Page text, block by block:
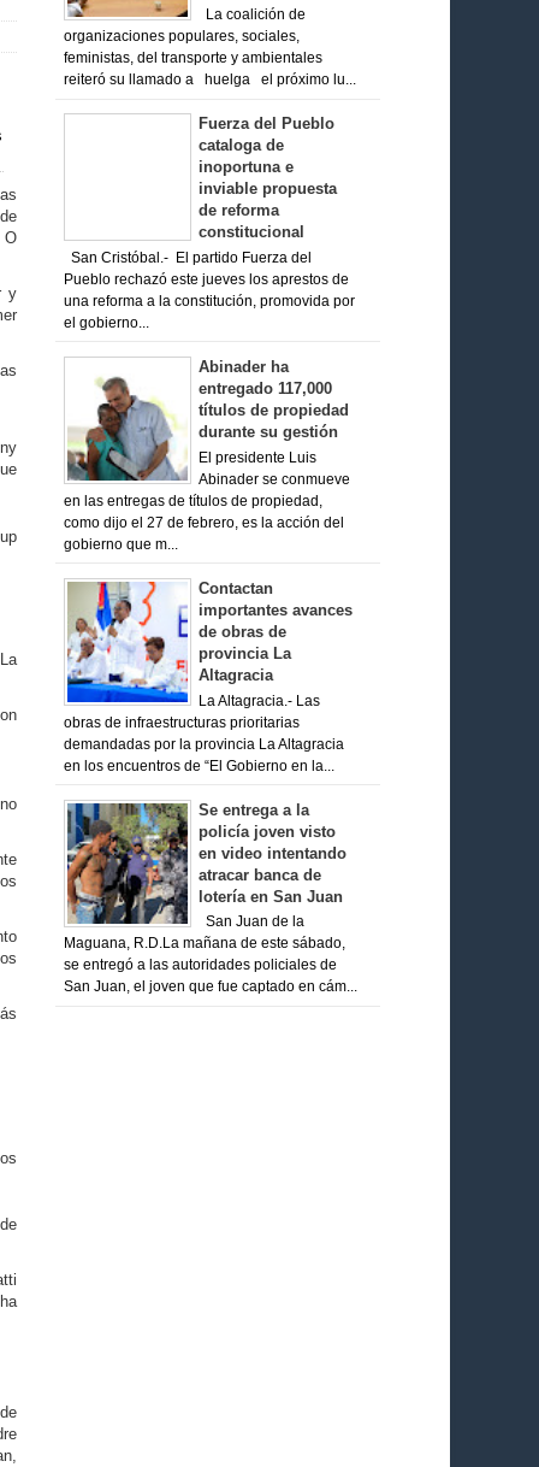
O
y
La coalición de
organizaciones populares, sociales,
feministas, del transporte y ambientales
reiteró su llamado a huelga el próximo lu...
Fuerza del Pueblo
cataloga de
inoportuna e
inviable propuesta
de reforma
constitucional
San Cristóbal.- El partido Fuerza del
Pueblo rechazó este jueves los aprestos de
una reforma a la constitución, promovida por
el gobierno...
Abinader ha
entregado 117,000
títulos de propiedad
durante su gestión
El presidente Luis
Abinader se conmueve
en las entregas de títulos de propiedad,
como dijo el 27 de febrero, es la acción del
gobierno que m...
Contactan
importantes avances
de obras de
provincia La
Altagracia
La Altagracia.- Las
obras de infraestructuras prioritarias
demandadas por la provincia La Altagracia
en los encuentros de “El Gobierno en la...
Se entrega a la
policía joven visto
en video intentando
atracar banca de
lotería en San Juan
San Juan de la
Maguana, R.D.La mañana de este sábado,
se entregó a las autoridades policiales de
San Juan, el joven que fue captado en cám...